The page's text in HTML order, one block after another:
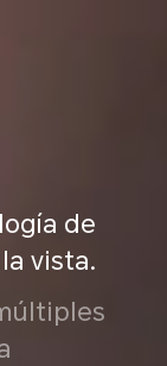
de
vista.